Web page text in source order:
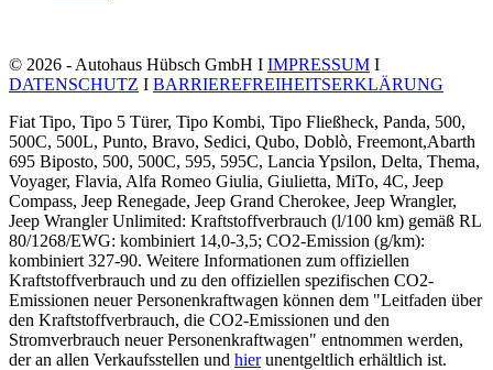
© 2026 - Autohaus Hübsch GmbH I IMPRESSUM I
DATENSCHUTZ I BARRIEREFREIHEITSERKLÄRUNG
Fiat Tipo, Tipo 5 Türer, Tipo Kombi, Tipo Fließheck, Panda, 500,
500C, 500L, Punto, Bravo, Sedici, Qubo, Doblò, Freemont,Abarth
695 Biposto, 500, 500C, 595, 595C, Lancia Ypsilon, Delta, Thema,
Voyager, Flavia, Alfa Romeo Giulia, Giulietta, MiTo, 4C, Jeep
Compass, Jeep Renegade, Jeep Grand Cherokee, Jeep Wrangler,
Jeep Wrangler Unlimited: Kraftstoffverbrauch (l/100 km) gemäß RL
80/1268/EWG: kombiniert 14,0-3,5; CO2-Emission (g/km):
kombiniert 327-90. Weitere Informationen zum offiziellen
Kraftstoffverbrauch und zu den offiziellen spezifischen CO2-
Emissionen neuer Personenkraftwagen können dem "Leitfaden über
den Kraftstoffverbrauch, die CO2-Emissionen und den
Stromverbrauch neuer Personenkraftwagen" entnommen werden,
der an allen Verkaufsstellen und hierunentgeltlich erhältlich ist.